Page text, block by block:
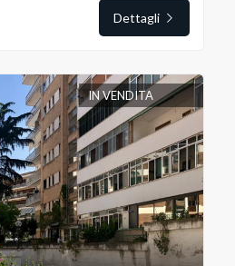
Dettagli
IN VENDITA